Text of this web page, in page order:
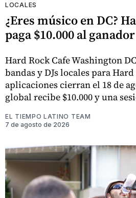
LOCALES
¿Eres músico en DC?
paga $10.000 al ganador
Hard Rock Cafe Washington
bandas y DJs locales para
aplicaciones cierran el 18 de
global recibe $10.000 y una
EL TIEMPO LATINO TEAM
7 de agosto de 2026